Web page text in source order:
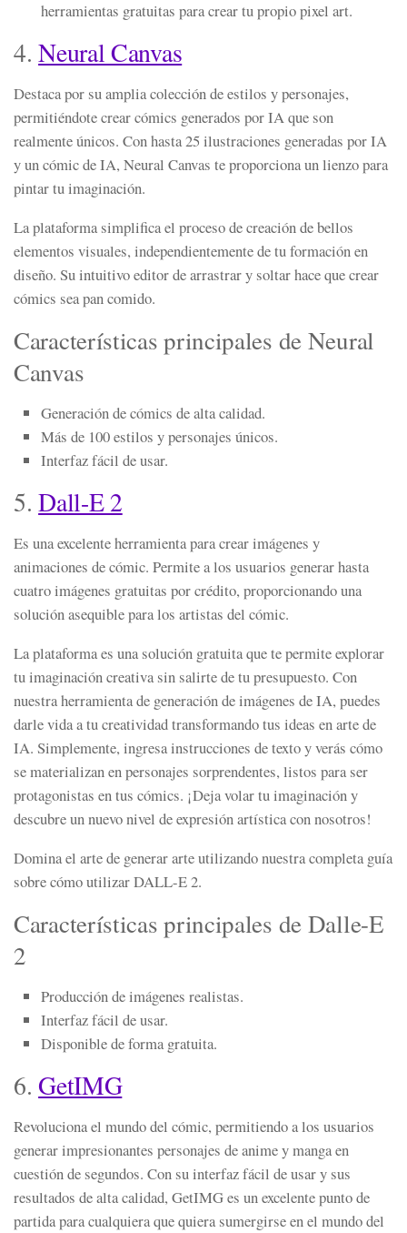
herramientas gratuitas para crear tu propio pixel art.
4.Neural Canvas
Destaca por su amplia colección de estilos y personajes,
permitiéndote crear cómics generados por IA que son
realmente únicos. Con hasta 25 ilustraciones generadas por IA
y un cómic de IA, Neural Canvas te proporciona un lienzo para
pintar tu imaginación.
La plataforma simplifica el proceso de creación de bellos
elementos visuales, independientemente de tu formación en
diseño. Su intuitivo editor de arrastrar y soltar hace que crear
cómics sea pan comido.
Características principales de Neural
Canvas
Generación de cómics de alta calidad.
Más de 100 estilos y personajes únicos.
Interfaz fácil de usar.
5.Dall-E 2
Es una excelente herramienta para crear imágenes y
animaciones de cómic. Permite a los usuarios generar hasta
cuatro imágenes gratuitas por crédito, proporcionando una
solución asequible para los artistas del cómic.
La plataforma es una solución gratuita que te permite explorar
tu imaginación creativa sin salirte de tu presupuesto. Con
nuestra herramienta de generación de imágenes de IA, puedes
darle vida a tu creatividad transformando tus ideas en arte de
IA. Simplemente, ingresa instrucciones de texto y verás cómo
se materializan en personajes sorprendentes, listos para ser
protagonistas en tus cómics. ¡Deja volar tu imaginación y
descubre un nuevo nivel de expresión artística con nosotros!
Domina el arte de generar arte utilizando nuestra completa guía
sobre cómo utilizar DALL-E 2.
Características principales de Dalle-E
2
Producción de imágenes realistas.
Interfaz fácil de usar.
Disponible de forma gratuita.
6. GetIMG
Revoluciona el mundo del cómic, permitiendo a los usuarios
generar impresionantes personajes de anime y manga en
cuestión de segundos. Con su interfaz fácil de usar y sus
resultados de alta calidad, GetIMG es un excelente punto de
partida para cualquiera que quiera sumergirse en el mundo del